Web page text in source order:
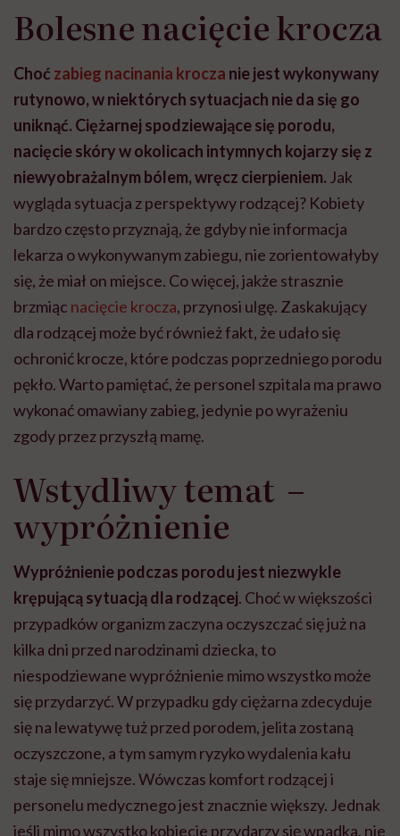
Bolesne nacięcie krocza
Choć zabieg nacinania krocza nie jest wykonywany
rutynowo, w niektórych sytuacjach nie da się go
uniknąć. Ciężarnej spodziewające się porodu,
nacięcie skóry w okolicach intymnych kojarzy się z
niewyobrażalnym bólem, wręcz cierpieniem. Jak
wygląda sytuacja z perspektywy rodzącej? Kobiety
bardzo często przyznają, że gdyby nie informacja
lekarza o wykonywanym zabiegu, nie zorientowałyby
się, że miał on miejsce. Co więcej, jakże strasznie
brzmiąc nacięcie krocza, przynosi ulgę. Zaskakujący
dla rodzącej może być również fakt, że udało się
ochronić krocze, które podczas poprzedniego porodu
pękło. Warto pamiętać, że personel szpitala ma prawo
wykonać omawiany zabieg, jedynie po wyrażeniu
zgody przez przyszłą mamę.
Wstydliwy temat –
wypróżnienie
Wypróżnienie podczas porodu jest niezwykle
krępującą sytuacją dla rodzącej. Choć w większości
przypadków organizm zaczyna oczyszczać się już na
kilka dni przed narodzinami dziecka, to
niespodziewane wypróżnienie mimo wszystko może
się przydarzyć. W przypadku gdy ciężarna zdecyduje
się na lewatywę tuż przed porodem, jelita zostaną
oczyszczone, a tym samym ryzyko wydalenia kału
staje się mniejsze. Wówczas komfort rodzącej i
personelu medycznego jest znacznie większy. Jednak
jeśli mimo wszystko kobiecie przydarzy się wpadka, nie